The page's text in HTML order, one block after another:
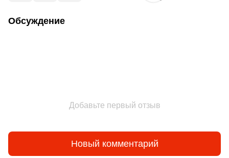
Обсуждение
Добавьте первый отзыв
Новый комментарий